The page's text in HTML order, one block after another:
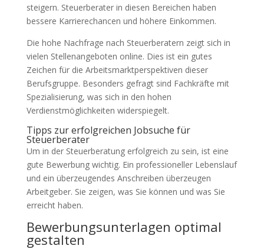
steigern. Steuerberater in diesen Bereichen haben
bessere Karrierechancen und höhere Einkommen.
Die hohe Nachfrage nach Steuerberatern zeigt sich in
vielen Stellenangeboten online. Dies ist ein gutes
Zeichen für die Arbeitsmarktperspektiven dieser
Berufsgruppe. Besonders gefragt sind Fachkräfte mit
Spezialisierung, was sich in den hohen
Verdienstmöglichkeiten widerspiegelt.
Tipps zur erfolgreichen Jobsuche für
Steuerberater
Um in der Steuerberatung erfolgreich zu sein, ist eine
gute Bewerbung wichtig. Ein professioneller Lebenslauf
und ein überzeugendes Anschreiben überzeugen
Arbeitgeber. Sie zeigen, was Sie können und was Sie
erreicht haben.
Bewerbungsunterlagen optimal
gestalten